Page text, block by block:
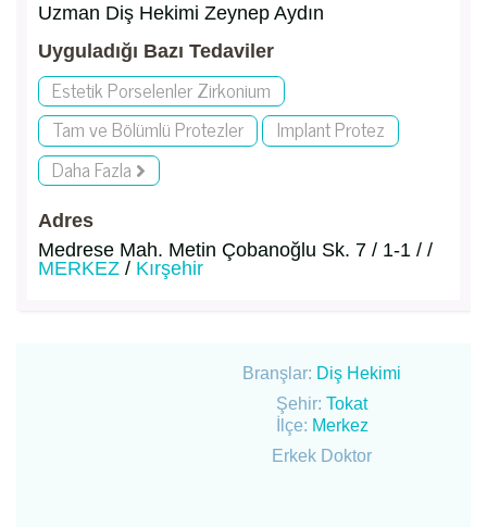
Uzman Diş Hekimi Zeynep Aydın
Uyguladığı Bazı Tedaviler
Estetik Porselenler Zirkonium
Tam ve Bölümlü Protezler
Implant Protez
Daha Fazla
Adres
Medrese Mah. Metin Çobanoğlu Sk. 7 / 1-1 / /
MERKEZ / Kırşehir
Branşlar: Diş Hekimi
Şehir:Tokat
İlçe: Merkez
Erkek Doktor